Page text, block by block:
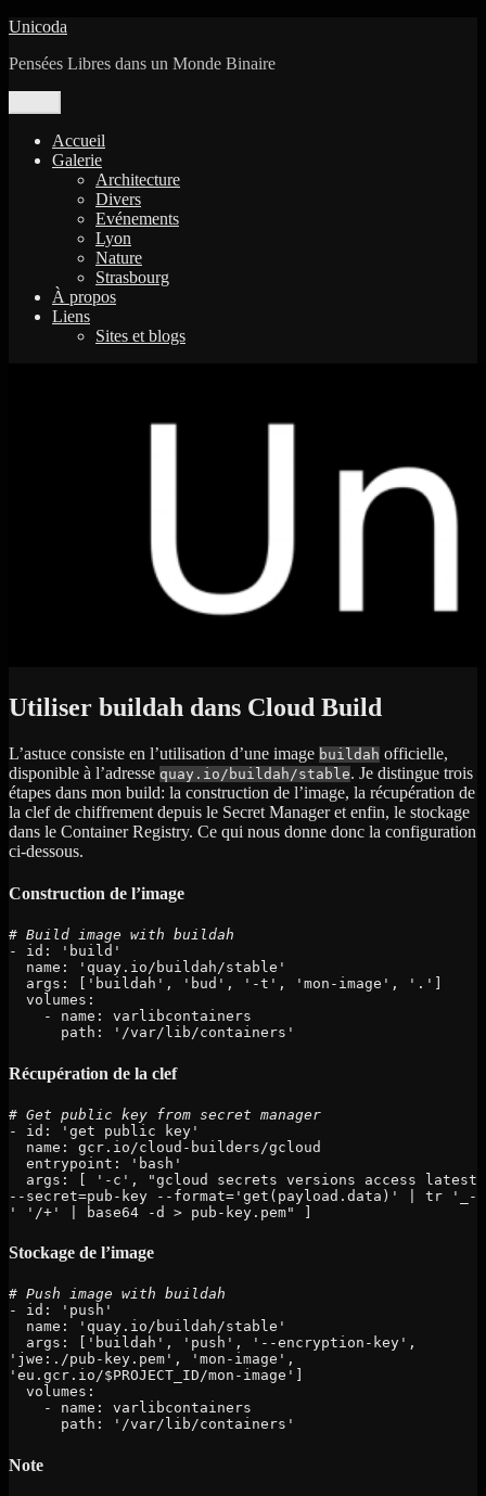
Aller
contenu
Unicoda
Pensées Libres dans un Monde Binaire
Accueil
Galerie
Architecture
Divers
Evénements
Lyon
Nature
Strasbourg
À propos
Liens
Sites et blogs
Utiliser buildah dans Cloud Build
L’astuce consiste en l’utilisation d’une image buildah officielle,
disponible à l’adresse quay.io/buildah/stable. Je distingue trois
étapes dans mon build: la construction de l’image, la récupération de
la clef de chiffrement depuis le Secret Manager et enfin, le stockage
dans le Container Registry. Ce qui nous donne donc la configuration
ci-dessous.
Construction de l’image
- id: 'build'
      path: '/var/lib/containers'
Récupération de la clef
# Get public key from secret manager
- id: 'get public key'
--secret=pub-key --format='get(payload.data)' | tr '_-
Stockage de l’image
- id: 'push'
'jwe:./pub-key.pem', 'mon-image',
'eu.gcr.io/$PROJECT_ID/mon-image']
      path: '/var/lib/containers'
Note